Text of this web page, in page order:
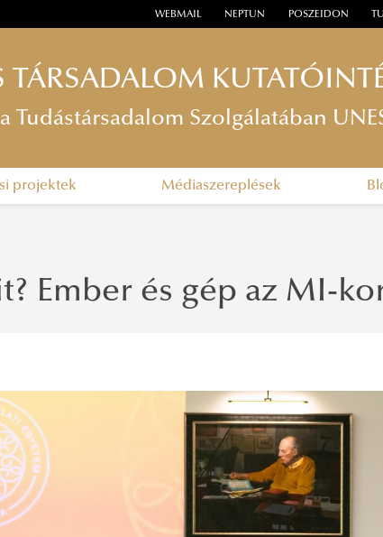
WEBMAIL NEPTUN POSZEIDON
Tudástársadalom Szolgálatában
projektek Médiaszereplések
Ember és gép az MI-